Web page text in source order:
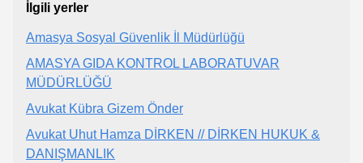
İlgili yerler
Amasya Sosyal Güvenlik İl Müdürlüğü
AMASYA GIDA KONTROL LABORATUVAR
MÜDÜRLÜĞÜ
Avukat Kübra Gizem Önder
Avukat Uhut Hamza DİRKEN // DİRKEN HUKUK &
DANIŞMANLIK